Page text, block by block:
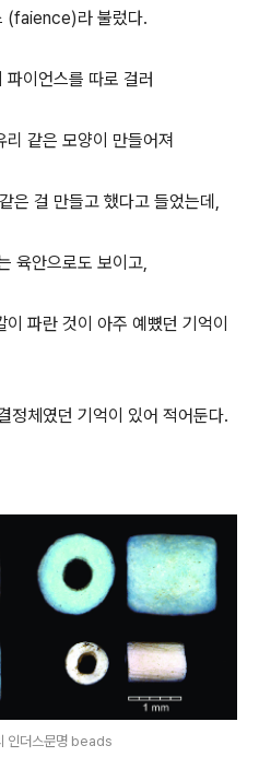
(faience)라 불렀다.
파이언스를 따로 걸러
같은 모양이 만들어져
은 걸 만들고 했다고 들었는데,
육안으로도 보이고,
파란 것이 아주 예뼜던 기억이
정체였던 기억이 있어 적어둔다.
인더스문명 beads